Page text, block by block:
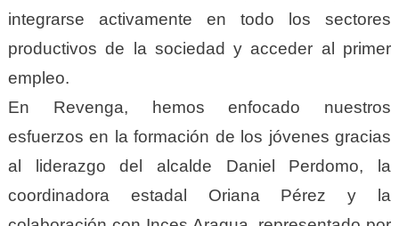
integrarse activamente en todo los sectores
productivos de la sociedad y acceder al primer
empleo.
En Revenga, hemos enfocado nuestros
esfuerzos en la formación de los jóvenes gracias
al liderazgo del alcalde Daniel Perdomo, la
coordinadora estadal Oriana Pérez y la